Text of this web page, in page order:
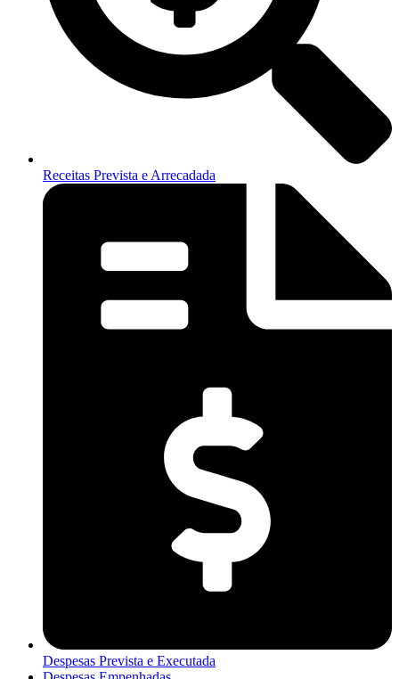
Receitas Prevista e Arrecadada
Despesas Prevista e Executada